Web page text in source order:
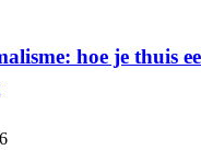
hoe je thuis